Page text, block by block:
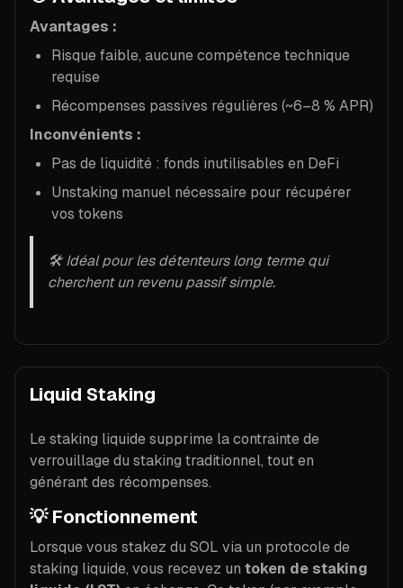
Avantages :
Risque faible, aucune compétence technique
requise
Récompenses passives régulières (~6–8 % APR)
Inconvénients :
Pas de liquidité : fonds inutilisables en DeFi
Unstaking manuel nécessaire pour récupérer
vos tokens
🛠️ Idéal pour les détenteurs long terme qui
cherchent un revenu passif simple.
Liquid Staking
Le staking liquide supprime la contrainte de
verrouillage du staking traditionnel, tout en
générant des récompenses.
💡Fonctionnement
Lorsque vous stakez du SOL via un protocole de
staking liquide, vous recevez un token de staking